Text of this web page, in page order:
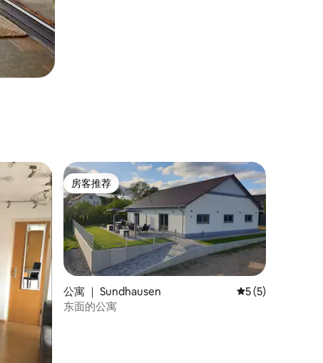
房客推荐
房客推荐
公寓 ｜ Sundhausen 平均评分 5 分（
5 (5)
东面的公寓